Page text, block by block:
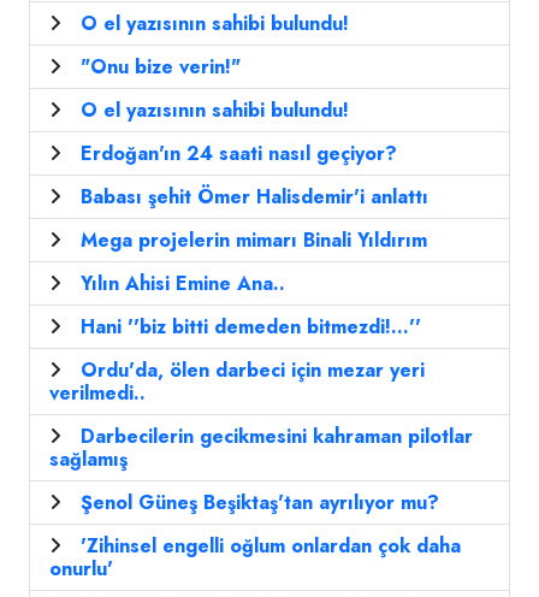
O el yazısının sahibi bulundu!
"Onu bize verin!"
O el yazısının sahibi bulundu!
Erdoğan'ın 24 saati nasıl geçiyor?
Babası şehit Ömer Halisdemir'i anlattı
Mega projelerin mimarı Binali Yıldırım
Yılın Ahisi Emine Ana..
Hani ''biz bitti demeden bitmezdi!...''
Ordu'da, ölen darbeci için mezar yeri
verilmedi..
Darbecilerin gecikmesini kahraman pilotlar
sağlamış
Şenol Güneş Beşiktaş'tan ayrılıyor mu?
'Zihinsel engelli oğlum onlardan çok daha
onurlu'